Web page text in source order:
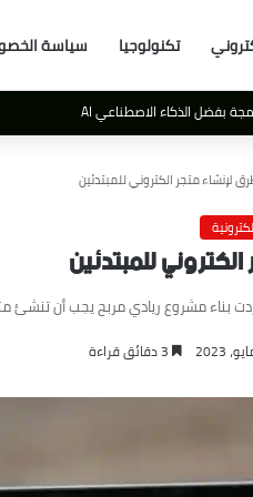
تكنولوجيا سياسة
بناء مشروع ريادي مربح يجب أن تنشئ